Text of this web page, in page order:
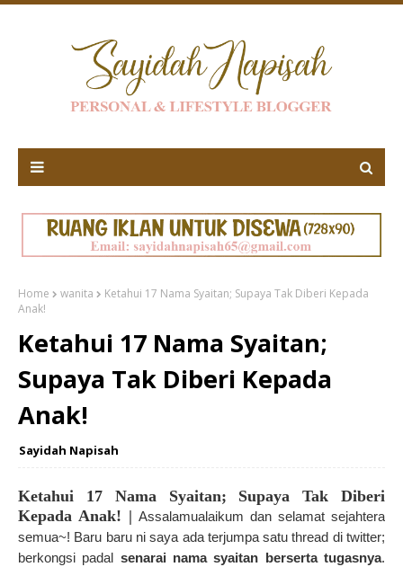
Home wanita
Ketahui 17 Nama Syaitan; Supaya Tak Diberi Kepada
Anak!
Ketahui 17 Nama Syaitan;
Supaya Tak Diberi Kepada
Anak!
Sayidah Napisah
Ketahui 17 Nama Syaitan; Supaya Tak Diberi
Kepada Anak! | Assalamualaikum dan selamat sejahtera
semua~! Baru baru ni saya ada terjumpa satu thread di twitter;
berkongsi padal senarai nama syaitan berserta tugasnya.